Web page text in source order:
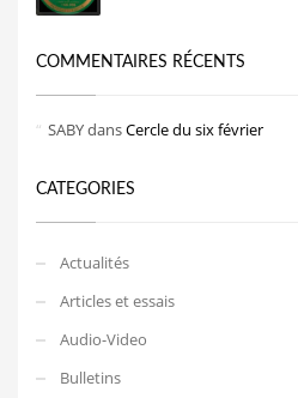
COMMENTAIRES RÉCENTS
SABYdansCercle du six février
CATEGORIES
Actualités
Articles et essais
Audio-Video
Bulletins